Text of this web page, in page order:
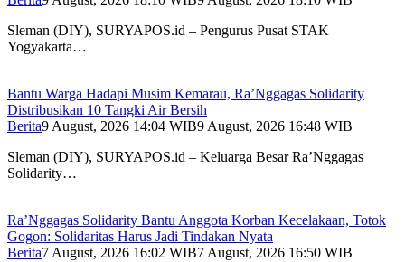
Sleman (DIY), SURYAPOS.id – Pengurus Pusat STAK
Yogyakarta…
Bantu Warga Hadapi Musim Kemarau, Ra’Nggagas Solidarity
Distribusikan 10 Tangki Air Bersih
Berita9 August, 2026 14:04 WIB9 August, 2026 16:48 WIB
Sleman (DIY), SURYAPOS.id – Keluarga Besar Ra’Nggagas
Solidarity…
Ra’Nggagas Solidarity Bantu Anggota Korban Kecelakaan, Totok
Gogon: Solidaritas Harus Jadi Tindakan Nyata
Berita7 August, 2026 16:02 WIB7 August, 2026 16:50 WIB